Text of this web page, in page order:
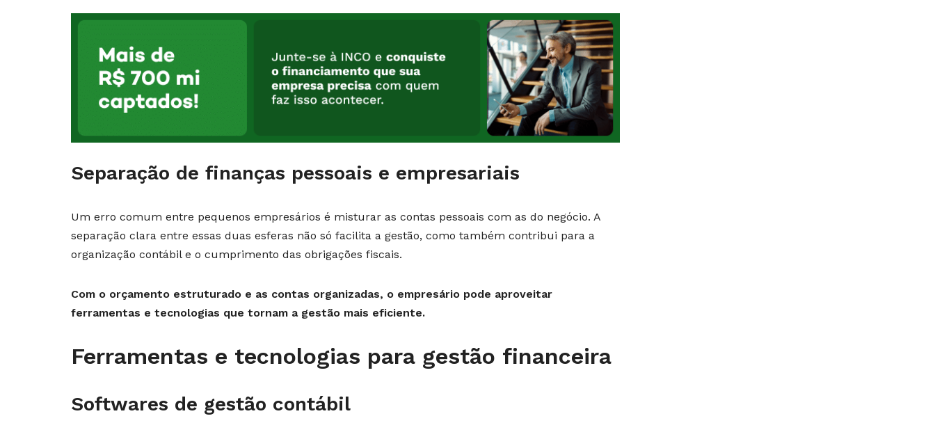
Separação de finanças pessoais e empresariais
Um erro comum entre pequenos empresários é misturar as contas pessoais com as do negócio. A
separação clara entre essas duas esferas não só facilita a gestão, como também contribui para a
organização contábil e o cumprimento das obrigações fiscais.
Com o orçamento estruturado e as contas organizadas, o empresário pode aproveitar
ferramentas e tecnologias que tornam a gestão mais eficiente.
Ferramentas e tecnologias para gestão financeira
Softwares de gestão contábil